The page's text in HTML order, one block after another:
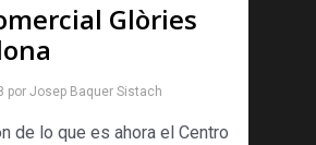
Glòries
por Josep Baquer Sistach
de lo que es ahora el Centro